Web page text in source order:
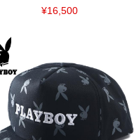
る場合がございます。予めご了承
掛けしてしまう場合がございま
すが、もしあった場合速やかにご
¥16,500